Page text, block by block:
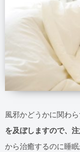
風邪かどうかに関わら
を及ぼしますので、
から治癒するのに睡